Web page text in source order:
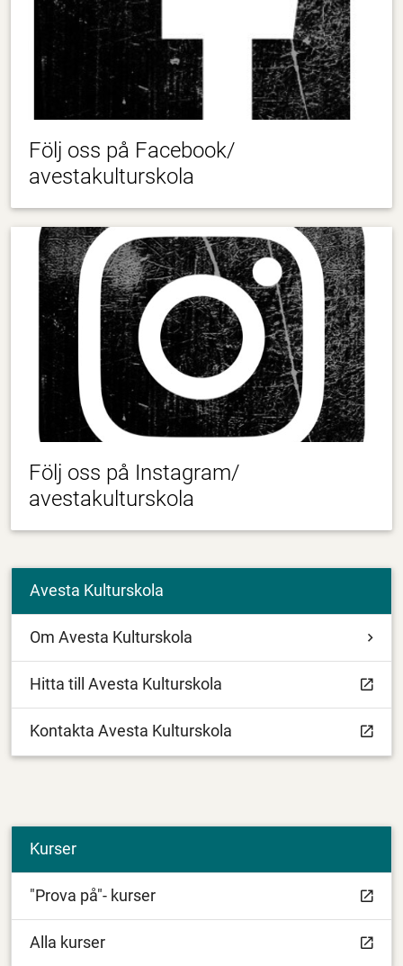
Följ oss på Facebook/
avestakulturskola
Följ oss på Instagram/
avestakulturskola
Avesta Kulturskola
Om Avesta Kulturskola
Hitta till Avesta Kulturskola
Kontakta Avesta Kulturskola
Kurser
"Prova på"- kurser
Alla kurser